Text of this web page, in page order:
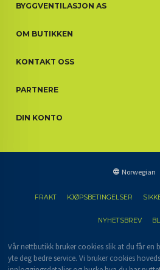
BYGGVENTILASJON AS
OM BUTIKKEN
KONTAKT OSS
PARTNERE
DIN KONTO
Norwegian
FRAKT KJØPSBETINGELSER
NYHETSBREV
Vår nettbutikk bruker cookies slik at du får en
yte deg bedre service. Vi bruker cookies